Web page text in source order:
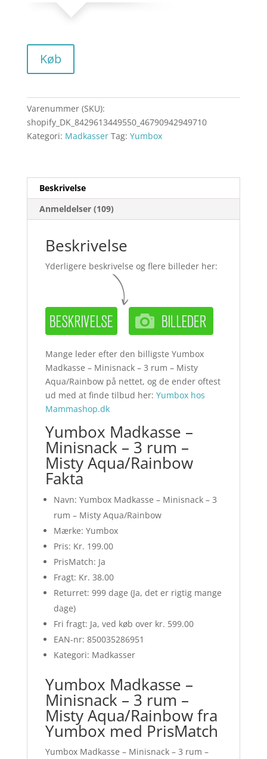
Køb
Varenummer (SKU):
shopify_DK_8429613449550_46790942949710
Kategori: Madkasser Tag: Yumbox
Beskrivelse
Anmeldelser (109)
Beskrivelse
Yderligere beskrivelse og flere billeder her:
Mange leder efter den billigste Yumbox
Madkasse – Minisnack – 3 rum – Misty
Aqua/Rainbow på nettet, og de ender oftest
ud med at finde tilbud her: Yumbox hos
Mammashop.dk
Yumbox Madkasse –
Minisnack – 3 rum –
Misty Aqua/Rainbow
Fakta
Navn: Yumbox Madkasse – Minisnack – 3
rum – Misty Aqua/Rainbow
Mærke: Yumbox
Pris: Kr. 199.00
PrisMatch: Ja
Fragt: Kr. 38.00
Returret: 999 dage (Ja, det er rigtig mange
dage)
Fri fragt: Ja, ved køb over kr. 599.00
EAN-nr: 850035286951
Kategori: Madkasser
Yumbox Madkasse –
Minisnack – 3 rum –
Misty Aqua/Rainbow fra
Yumbox med PrisMatch
Yumbox Madkasse – Minisnack – 3 rum –